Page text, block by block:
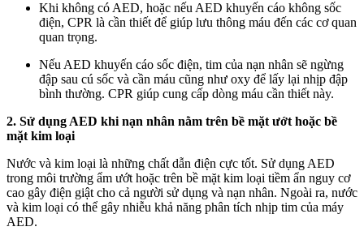
Khi không có AED, hoặc nếu AED khuyến cáo không sốc
điện, CPR là cần thiết để giúp lưu thông máu đến các cơ quan
quan trọng.
Nếu AED khuyến cáo sốc điện, tim của nạn nhân sẽ ngừng
đập sau cú sốc và cần máu cũng như oxy để lấy lại nhịp đập
bình thường. CPR giúp cung cấp dòng máu cần thiết này.
2. Sử dụng AED khi nạn nhân nằm trên bề mặt ướt hoặc bề
mặt kim loại
Nước và kim loại là những chất dẫn điện cực tốt. Sử dụng AED
trong môi trường ẩm ướt hoặc trên bề mặt kim loại tiềm ẩn nguy cơ
cao gây điện giật cho cả người sử dụng và nạn nhân. Ngoài ra, nước
và kim loại có thể gây nhiễu khả năng phân tích nhịp tim của máy
AED.